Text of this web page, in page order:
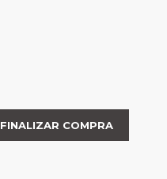
FINALIZAR COMPRA